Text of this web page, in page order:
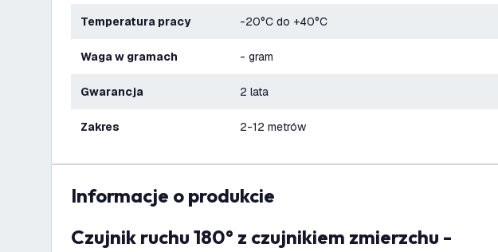
Temperatura pracy -20°C do +40°C
Waga w gramach - gram
Gwarancja 2 lata
Zakres 2-12 metrów
informacje o produkcie
Czujnik ruchu 180° z czujnikiem zmierzchu -